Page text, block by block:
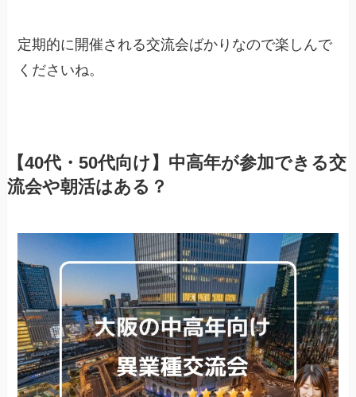
定期的に開催される交流会ばかりなので楽しんで
くださいね。
【40代・50代向け】中高年が参加できる交
流会や朝活はある？